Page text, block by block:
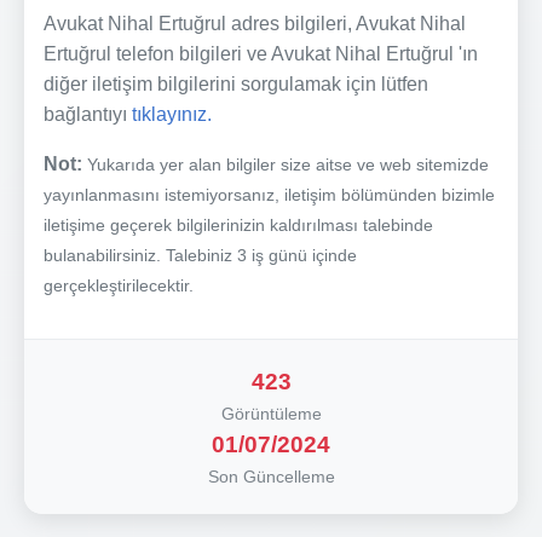
Avukat Nihal Ertuğrul adres bilgileri, Avukat Nihal
Ertuğrul telefon bilgileri ve Avukat Nihal Ertuğrul 'ın
diğer iletişim bilgilerini sorgulamak için lütfen
bağlantıyı tıklayınız.
Not: Yukarıda yer alan bilgiler size aitse ve web sitemizde
yayınlanmasını istemiyorsanız, iletişim bölümünden bizimle
iletişime geçerek bilgilerinizin kaldırılması talebinde
bulanabilirsiniz. Talebiniz 3 iş günü içinde
gerçekleştirilecektir.
423
Görüntüleme
01/07/2024
Son Güncelleme